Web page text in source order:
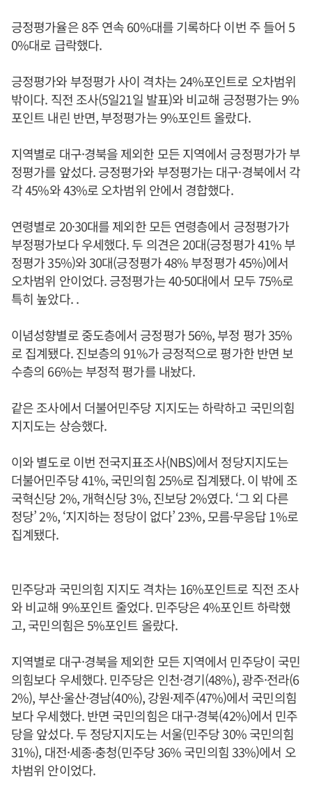
긍정평가율은 8주 연속 60%대를 기록하다 이번 주 들어 5
0%대로 급락했다.
긍정평가와 부정평가 사이 격차는 24%포인트로 오차범위
밖이다. 직전 조사(5일21일 발표)와 비교해 긍정평가는 9%
포인트 내린 반면, 부정평가는 9%포인트 올랐다.
지역별로 대구·경북을 제외한 모든 지역에서 긍정평가가 부
정평가를 앞섰다. 긍정평가와 부정평가는 대구·경북에서 각
각 45%와 43%로 오차범위 안에서 경합했다.
연령별로 20·30대를 제외한 모든 연령층에서 긍정평가가
부정평가보다 우세했다. 두 의견은 20대(긍정평가 41% 부
정평가 35%)와 30대(긍정평가 48% 부정평가 45%)에서
오차범위 안이었다. 긍정평가는 40·50대에서 모두 75%로
특히 높았다. .
이념성향별로 중도층에서 긍정평가 56%, 부정 평가 35%
로 집계됐다. 진보층의 91%가 긍정적으로 평가한 반면 보
수층의 66%는 부정적 평가를 내놨다.
같은 조사에서 더불어민주당 지지도는 하락하고 국민의힘
지지도는 상승했다.
이와 별도로 이번 전국지표조사(NBS)에서 정당지지도는
더불어민주당 41%, 국민의힘 25%로 집계됐다. 이 밖에 조
국혁신당 2%, 개혁신당 3%, 진보당 2%였다. ‘그 외 다른
정당’ 2%, ‘지지하는 정당이 없다’ 23%, 모름·무응답 1%로
집계됐다.
민주당과 국민의힘 지지도 격차는 16%포인트로 직전 조사
와 비교해 9%포인트 줄었다. 민주당은 4%포인트 하락했
고, 국민의힘은 5%포인트 올랐다.
지역별로 대구·경북을 제외한 모든 지역에서 민주당이 국민
의힘보다 우세했다. 민주당은 인천·경기(48%), 광주·전라(6
2%), 부산·울산·경남(40%), 강원·제주(47%)에서 국민의힘
보다 우세했다. 반면 국민의힘은 대구·경북(42%)에서 민주
당을 앞섰다. 두 정당지지도는 서울(민주당 30% 국민의힘
31%), 대전·세종·충청(민주당 36% 국민의힘 33%)에서 오
차범위 안이었다.